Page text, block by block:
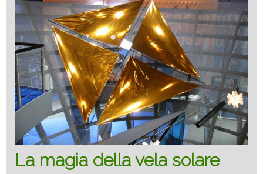
La magia della vela solare